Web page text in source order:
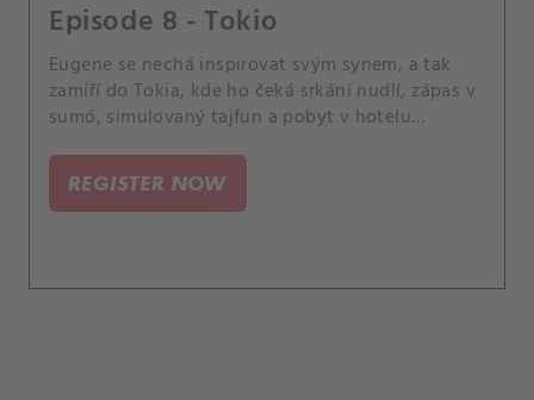
Episode 8 - Tokio
Eugene se nechá inspirovat svým synem, a tak
zamíří do Tokia, kde ho čeká srkání nudlí, zápas v
sumó, simulovaný tajfun a pobyt v hotelu
REGISTER NOW